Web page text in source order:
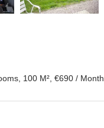
100 M², €690 / Month